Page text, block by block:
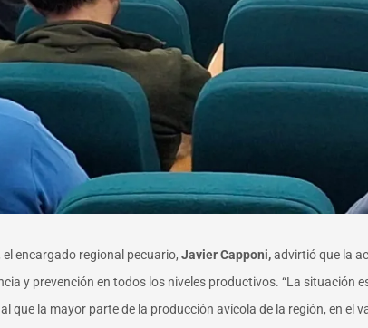
el encargado regional pecuario, Javier Capponi,advirtió que la
y prevención en todos los niveles productivos. “La
que la mayor parte de la producción avícola de la región, en el